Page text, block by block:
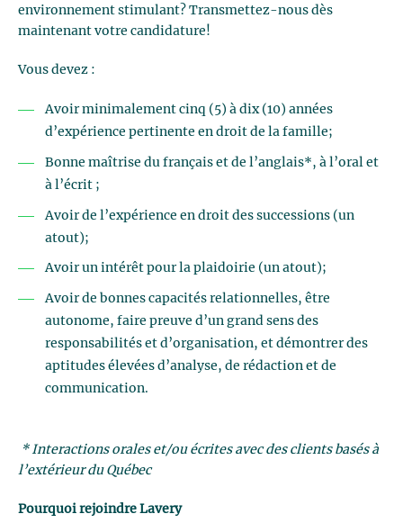
environnement stimulant? Transmettez-nous dès
maintenant votre candidature!
Vous devez :
Avoir minimalement cinq (5) à dix (10) années
d’expérience pertinente en droit de la famille;
Bonne maîtrise du français et de l’anglais*, à l’oral et
à l’écrit ;
Avoir de l’expérience en droit des successions (un
atout);
Avoir un intérêt pour la plaidoirie (un atout);
Avoir de bonnes capacités relationnelles, être
autonome, faire preuve d’un grand sens des
responsabilités et d’organisation, et démontrer des
aptitudes élevées d’analyse, de rédaction et de
communication.
* Interactions orales et/ou écrites avec des clients basés à
l’extérieur du Québec
Pourquoi rejoindre Lavery